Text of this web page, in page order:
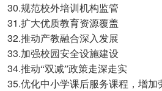
30.规范校外培训机构监管
31.扩大优质教育资源覆盖
32.推动产教融合深入发展
33.加强校园安全设施建设
34.推动“双减”政策走深走实
35.优化中小学课后服务课程，增加